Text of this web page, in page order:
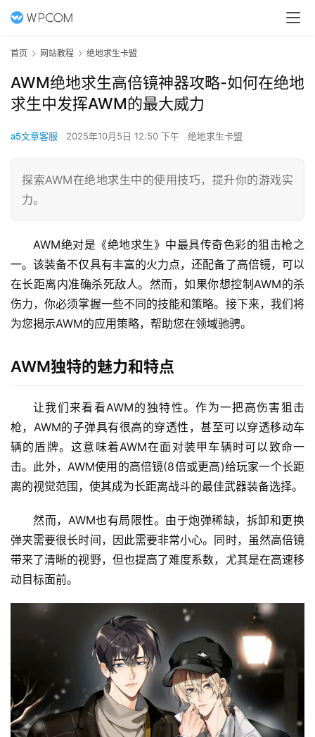
首页 网站教程 绝地求生卡盟
AWM绝地求生高倍镜神器攻略-如何在绝地
求生中发挥AWM的最大威力
a5文章客服 2025年10月5日 12:50 下午 绝地求生卡盟
探索AWM在绝地求生中的使用技巧，提升你的游戏实
力。
AWM绝对是《绝地求生》中最具传奇色彩的狙击枪之
一。该装备不仅具有丰富的火力点，还配备了高倍镜，可以
在长距离内准确杀死敌人。然而，如果你想控制AWM的杀
伤力，你必须掌握一些不同的技能和策略。接下来，我们将
为您揭示AWM的应用策略，帮助您在领域驰骋。
AWM独特的魅力和特点
让我们来看看AWM的独特性。作为一把高伤害狙击
枪，AWM的子弹具有很高的穿透性，甚至可以穿透移动车
辆的盾牌。这意味着AWM在面对装甲车辆时可以致命一
击。此外，AWM使用的高倍镜(8倍或更高)给玩家一个长距
离的视觉范围，使其成为长距离战斗的最佳武器装备选择。
然而，AWM也有局限性。由于炮弹稀缺，拆卸和更换
弹夹需要很长时间，因此需要非常小心。同时，虽然高倍镜
带来了清晰的视野，但也提高了难度系数，尤其是在高速移
动目标面前。